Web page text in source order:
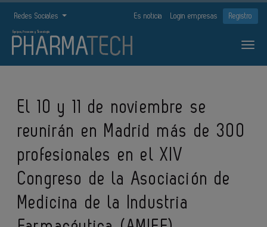
Redes Sociales Es noticia Login empresas Registro
El 10 y 11 de noviembre se
reunirán en Madrid más de 300
profesionales en el XIV
Congreso de la Asociación de
Medicina de la Industria